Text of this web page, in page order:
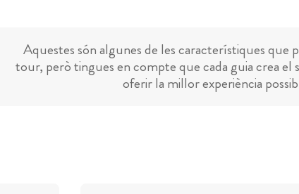
Aquestes són algunes de les característiques que
tour, però tingues en compte que cada guia crea el
oferir la millor experiència